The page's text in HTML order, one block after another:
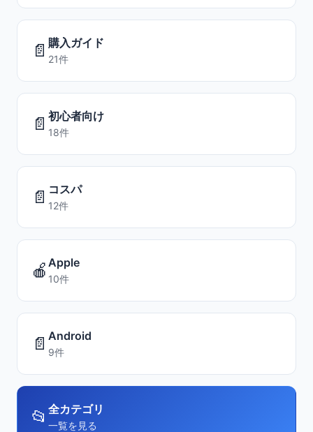
📄 購入ガイド
21件
📄 初心者向け
18件
📄 コスパ
12件
🍎 Apple
10件
📄 Android
9件
📂 全カテゴリ
一覧を見る